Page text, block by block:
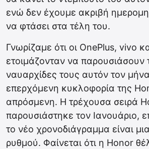
ενώ δεν έχουμε ακριβή
να φτάσει στα τέλη του.
Γνωρίζαμε ότι οι OnePlus, vivo
ετοιμάζονταν να παρουσιάσουν
ναυαρχίδες τους αυτόν τον
επερχόμενη κυκλοφορία της
απρόσμενη. Η τρέχουσα σειρά
παρουσιάστηκε τον Ιανουάριο,
το νέο χρονοδιάγραμμα είναι
ρυθμού. Φαίνεται ότι η Honor